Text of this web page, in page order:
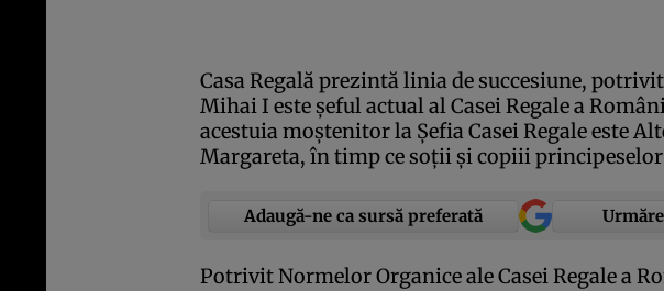
Casa Regală prezintă linia de succesiune,
Mihai I este şeful actual al Casei Regale a
acestuia moştenitor la Şefia Casei Regale este
Margareta, în timp ce soţii şi copiii
Adaugă-ne ca sursă preferată
Potrivit Normelor Organice ale Casei Regale a